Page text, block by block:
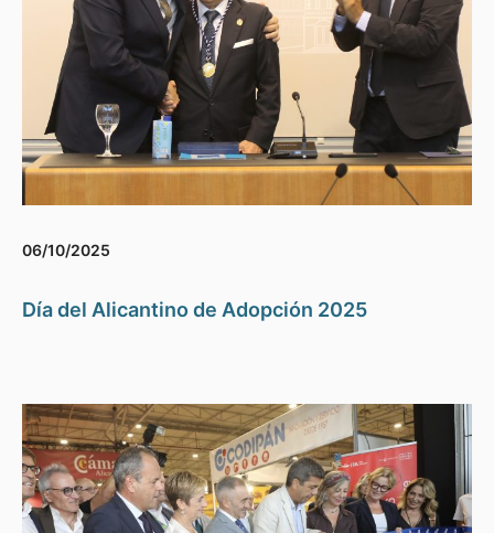
06/10/2025
Día del Alicantino de Adopción 2025